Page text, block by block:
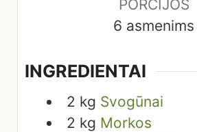
PORCIJOS
6 asmenims
INGREDIENTAI
2 kg Svogūnai
2 kg Morkos